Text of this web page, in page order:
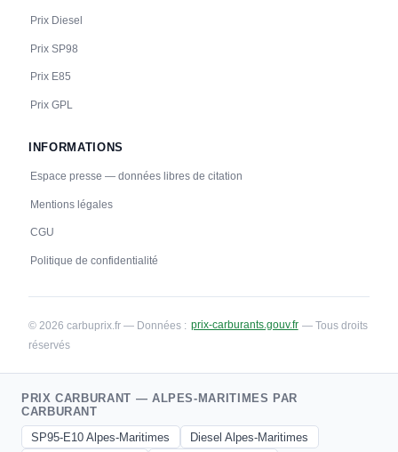
Prix Diesel
Prix SP98
Prix E85
Prix GPL
INFORMATIONS
Espace presse — données libres de citation
Mentions légales
CGU
Politique de confidentialité
© 2026 carbuprix.fr — Données : prix-carburants.gouv.fr — Tous droits
réservés
PRIX CARBURANT — ALPES-MARITIMES PAR
CARBURANT
SP95-E10 Alpes-Maritimes
Diesel Alpes-Maritimes